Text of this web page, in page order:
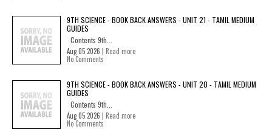
9TH SCIENCE - BOOK BACK ANSWERS - UNIT 21 - TAMIL MEDIUM
GUIDES
Contents 9th...
Aug 05 2026 | Read more
No Comments
9TH SCIENCE - BOOK BACK ANSWERS - UNIT 20 - TAMIL MEDIUM
GUIDES
Contents 9th...
Aug 05 2026 | Read more
No Comments